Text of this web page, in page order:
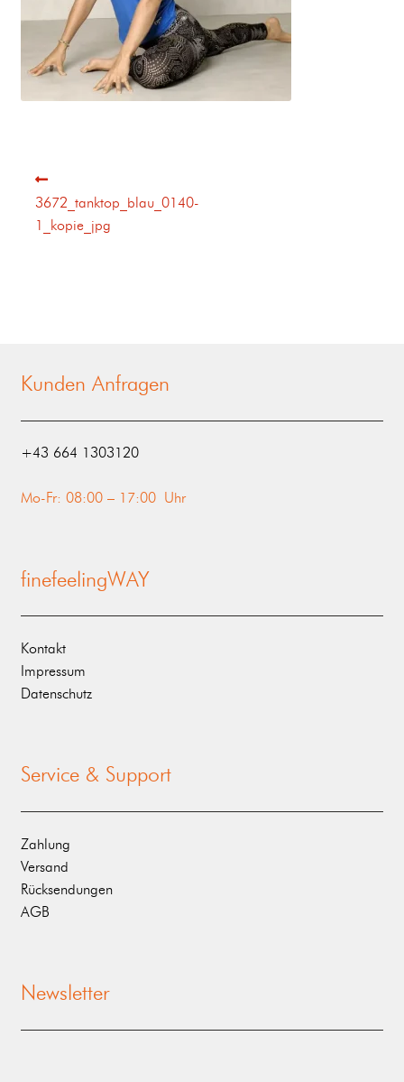
3672_tanktop_blau_0140-
1_kopie_jpg
Kunden Anfragen
‭+43 664 1303120‬
Mo-Fr: 08:00 – 17:00 Uhr
finefeelingWAY
Kontakt
Impressum
Datenschutz
Service & Support
Zahlung
Versand
Rücksendungen
AGB
Newsletter